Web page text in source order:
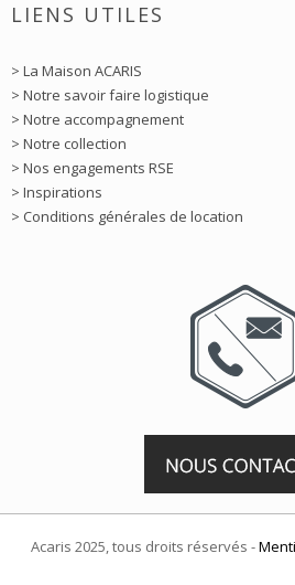
LIENS UTILES
> La Maison ACARIS
> Notre savoir faire logistique
> Notre accompagnement
> Notre collection
> Nos engagements RSE
> Inspirations
> Conditions générales de location
Acaris 2025, tous droits réservés -